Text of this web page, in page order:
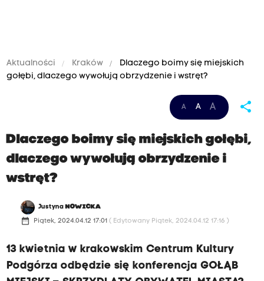
Aktualności Kraków
Dlaczego boimy się miejskich
gołębi, dlaczego wywołują obrzydzenie i wstręt?
A A A share
Dlaczego boimy się miejskich gołębi,
dlaczego wywołują obrzydzenie i
wstręt?
Justyna NOWICKA
date_range Piątek, 2024.04.12 17:01 ( Edytowany Piątek, 2024.04.12 17:16 )
13 kwietnia w krakowskim Centrum Kultury
Podgórza odbędzie się konferencja GOŁĄB